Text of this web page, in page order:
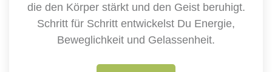
die den Körper stärkt und den Geist beruhigt.
Schritt für Schritt entwickelst Du Energie,
Beweglichkeit und Gelassenheit.